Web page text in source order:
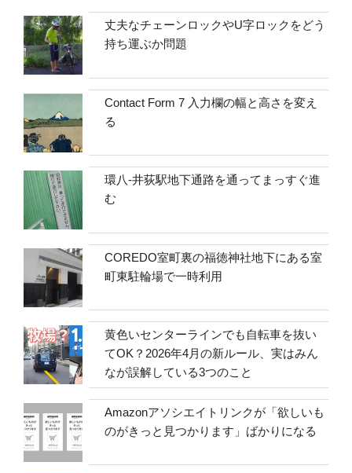
丈夫なチェーンロックやU字ロックをどう
持ち運ぶか問題
Contact Form 7 入力欄の幅と高さを変え
る
環八-井荻駅地下通路を通ってまっすぐ進
む
COREDO室町裏の福徳神社地下にある室
町東駐輪場で一時利用
黄色いセンターラインでも自転車を抜い
てOK？2026年4月の新ルール、実はみん
なが誤解している3つのこと
Amazonアソシエイトリンクが「欲しいも
のがきっと見つかります」ばかりになる